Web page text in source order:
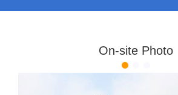
On-site Photo